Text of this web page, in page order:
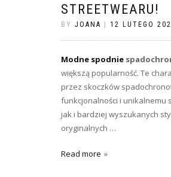
STREETWEARU!
BY JOANA 12 LUTEGO
Modne spodnie
większą popularność. Te
przez skoczków
funkcjonalności i unikalnemu
jak i bardziej wyszukanych
oryginalnych …
Read more